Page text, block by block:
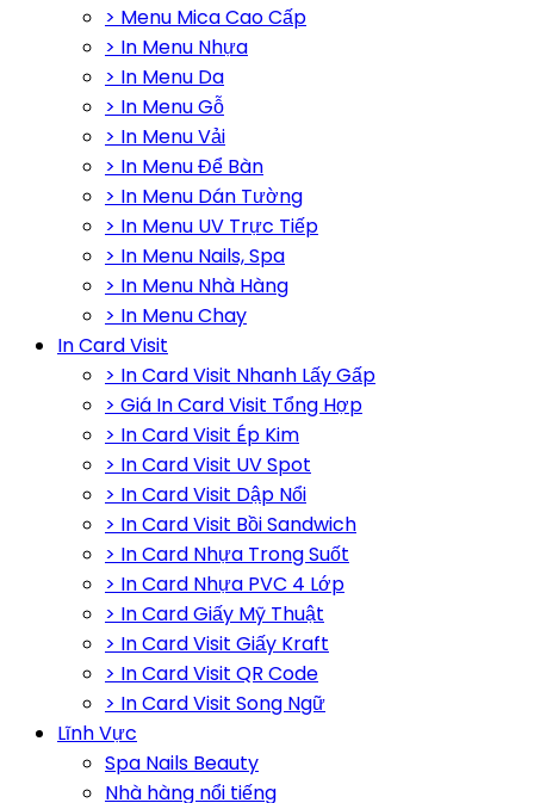
> Menu Mica Cao Cấp
> In Menu Nhựa
> In Menu Da
> In Menu Gỗ
> In Menu Vải
> In Menu Để Bàn
> In Menu Dán Tường
> In Menu UV Trực Tiếp
> In Menu Nails, Spa
> In Menu Nhà Hàng
> In Menu Chay
In Card Visit
> In Card Visit Nhanh Lấy Gấp
> Giá In Card Visit Tổng Hợp
> In Card Visit Ép Kim
> In Card Visit UV Spot
> In Card Visit Dập Nổi
> In Card Visit Bồi Sandwich
> In Card Nhựa Trong Suốt
> In Card Nhựa PVC 4 Lớp
> In Card Giấy Mỹ Thuật
> In Card Visit Giấy Kraft
> In Card Visit QR Code
> In Card Visit Song Ngữ
Lĩnh Vực
Spa Nails Beauty
Nhà hàng nổi tiếng